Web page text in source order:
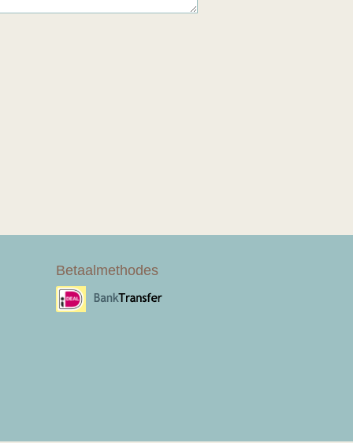
Betaalmethodes